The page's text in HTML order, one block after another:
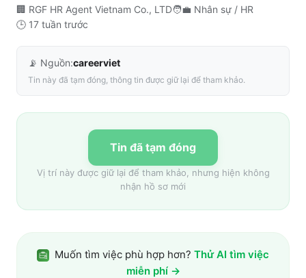
🏢 RGF HR Agent Vietnam Co., LTD🧑‍💼 Nhân sự / HR
🕒 17 tuần trước
📡 Nguồn:careerviet
Tin này đã tạm đóng, thông tin được giữ lại để tham khảo.
Tin đã tạm đóng
Vị trí này được giữ lại để tham khảo, nhưng hiện không
nhận hồ sơ mới
Muốn tìm việc phù hợp hơn? Thử AI tìm việc
miễn phí →